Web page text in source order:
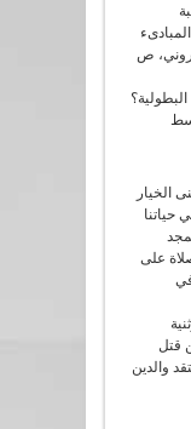
ص
الخيار
حياتنا
على
في
قتل
والدين